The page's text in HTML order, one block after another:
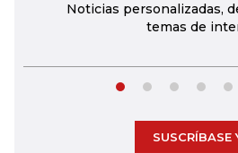
Noticias personalizadas,
temas de
SUSCRÍBASE